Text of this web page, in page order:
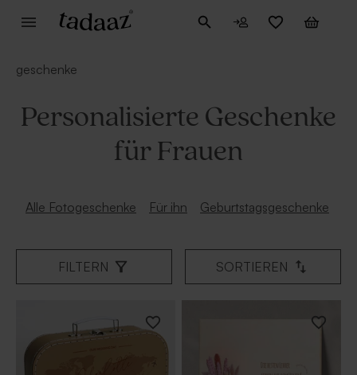
geschenke
Personalisierte Geschenke
für Frauen
Alle Fotogeschenke Für ihn Geburtstagsgeschenke
FILTERN SORTIEREN